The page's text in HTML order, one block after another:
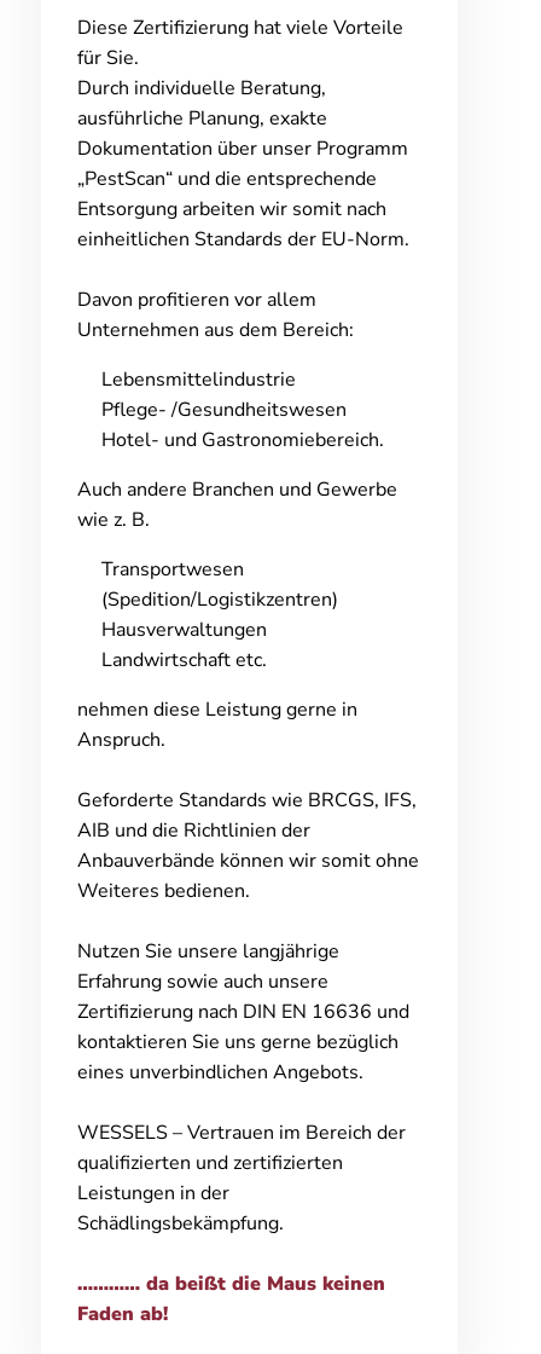
Diese Zertifizierung hat viele Vorteile
für Sie.
Durch individuelle Beratung,
ausführliche Planung, exakte
Dokumentation über unser Programm
„PestScan“ und die entsprechende
Entsorgung arbeiten wir somit nach
einheitlichen Standards der EU-Norm.
Davon profitieren vor allem
Unternehmen aus dem Bereich:
Lebensmittelindustrie
Pflege- /Gesundheitswesen
Hotel- und Gastronomiebereich.
Auch andere Branchen und Gewerbe
wie z. B.
Transportwesen
(Spedition/Logistikzentren)
Hausverwaltungen
Landwirtschaft etc.
nehmen diese Leistung gerne in
Anspruch.
Geforderte Standards wie BRCGS, IFS,
AIB und die Richtlinien der
Anbauverbände können wir somit ohne
Weiteres bedienen.
Nutzen Sie unsere langjährige
Erfahrung sowie auch unsere
Zertifizierung nach DIN EN 16636 und
kontaktieren Sie uns gerne bezüglich
eines unverbindlichen Angebots.
WESSELS – Vertrauen im Bereich der
qualifizierten und zertifizierten
Leistungen in der
Schädlingsbekämpfung.
………… da beißt die Maus keinen
Faden ab!